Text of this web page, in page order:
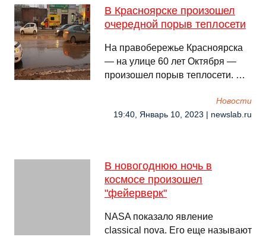
В Красноярске произошел
очередной порыв теплосети
На правобережье Красноярска
— на улице 60 лет Октября —
произошел порыв теплосети. …
Новости
19:40, Январь 10, 2023 | newslab.ru
В новогоднюю ночь в
космосе произошел
"фейерверк"
NASA показало явление
classical nova. Его еще называют